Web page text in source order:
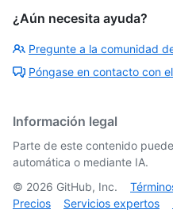
¿Aún necesita ayuda?
Pregunte a la comunidad
Póngase en contacto con
Información legal
Parte de este contenido
automática o mediante IA.
© 2026 GitHub, Inc.
Precios
Servicios expertos